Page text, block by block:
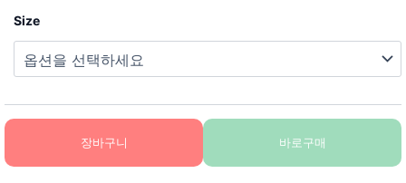
Size
장바구니 바로구매